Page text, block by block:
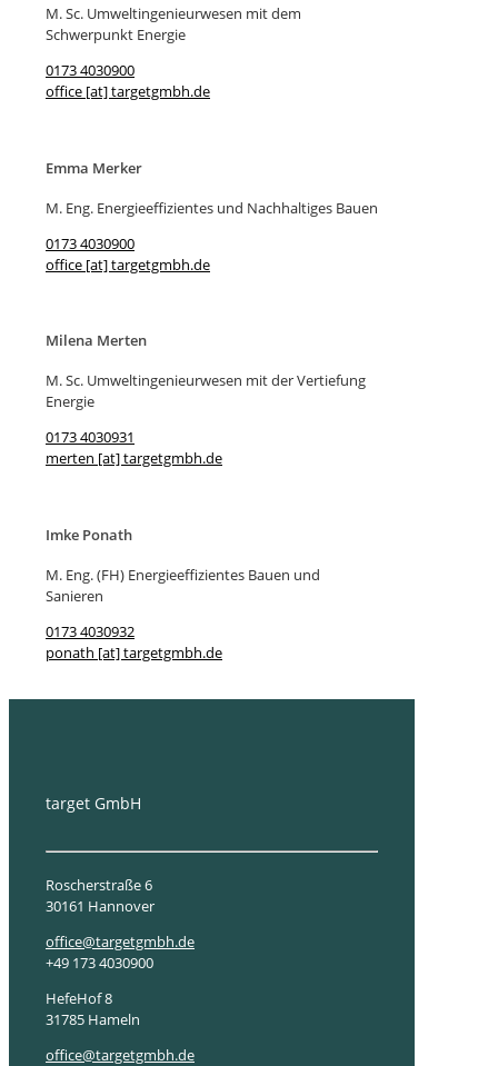
M. Sc. Umweltingenieurwesen mit dem
Schwerpunkt Energie
0173 4030900
office [at] targetgmbh.de
Emma Merker
M. Eng. Energieeffizientes und Nachhaltiges Bauen
0173 4030900
office [at] targetgmbh.de
Milena Merten
M. Sc. Umweltingenieurwesen mit der Vertiefung
Energie
0173 4030931
merten [at] targetgmbh.de
Imke Ponath
M. Eng. (FH) Energieeffizientes Bauen und
Sanieren
0173 4030932
ponath [at] targetgmbh.de
target GmbH
Roscherstraße 6
30161 Hannover
office@targetgmbh.de
+49 173 4030900
HefeHof 8
31785 Hameln
office@targetgmbh.de